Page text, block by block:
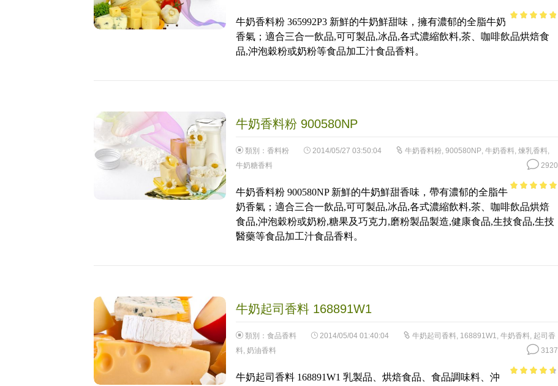
5
牛奶香料粉 365992P3 新鮮的牛奶鮮甜味，擁有濃郁的全脂牛奶
香氣；適合三合一飲品,可可製品,冰品,各式濃縮飲料,茶、咖啡飲品烘焙食
品,沖泡穀粉或奶粉等食品加工汁食品香料。
牛奶香料粉 900580NP
類別： 香料粉 2014/05/27 03:50:04 牛奶香料粉, 900580NP, 牛奶香料, 煉乳香料,
牛奶糖香料
2920
5
牛奶香料粉 900580NP 新鮮的牛奶鮮甜香味，帶有濃郁的全脂牛
奶香氣；適合三合一飲品,可可製品,冰品,各式濃縮飲料,茶、咖啡飲品烘焙
食品,沖泡穀粉或奶粉,糖果及巧克力,磨粉製品製造,健康食品,生技食品,生技
醫藥等食品加工汁食品香料。
牛奶起司香料 168891W1
類別： 食品香料 2014/05/04 01:40:04 牛奶起司香料, 168891W1, 牛奶香料, 起司香
料, 奶油香料 3137
牛奶起司香料 168891W1 乳製品、烘焙食品、食品調味料、沖